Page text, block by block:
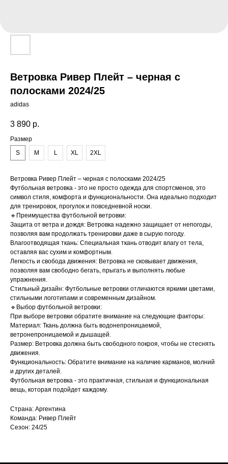
Ветровка Ривер Плейт – черная с
полосками 2024/25
adidas
3 890 р.
Размер
S
M L XL 2XL
Ветровка Ривер Плейт – черная с полосками 2024/25
Футбольная ветровка - это не просто одежда для спортсменов, это
символ стиля, комфорта и функциональности. Она идеально подходит
для тренировок, прогулок и повседневной носки.
🔹Преимущества футбольной ветровки:
Защита от ветра и дождя: Ветровка надежно защищает от непогоды,
позволяя вам продолжать тренировки даже в сырую погоду.
Влагоотводящая ткань: Специальная ткань отводит влагу от тела,
оставляя вас сухим и комфортным.
Легкость и свобода движения: Ветровка не сковывает движения,
позволяя вам свободно бегать, прыгать и выполнять любые
упражнения.
Стильный дизайн: Футбольные ветровки отличаются яркими цветами,
стильными логотипами и современным дизайном.
🔹Выбор футбольной ветровки:
При выборе ветровки обратите внимание на следующие факторы:
Материал: Ткань должна быть водонепроницаемой,
ветронепроницаемой и дышащей.
Размер: Ветровка должна быть свободного покроя, чтобы не стеснять
движения.
Функциональность: Обратите внимание на наличие карманов, молний
и других деталей.
Футбольная ветровка - это практичная, стильная и функциональная
вещь, которая подойдет каждому.
Страна: Аргентина
Команда: Ривер Плейт
Сезон: 24/25